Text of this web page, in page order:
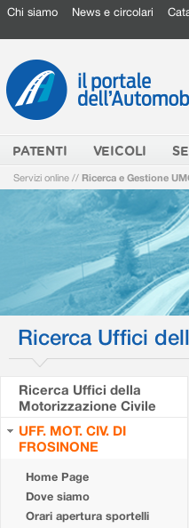
Chi siamo News e circolari
PATENTI VEICOLI
Servizi online // Ricerca e Gestione
Ricerca Uffici
Ricerca Uffici della
Motorizzazione Civile
UFF. MOT. CIV. DI
FROSINONE
Home Page
Dove siamo
Orari apertura sportelli